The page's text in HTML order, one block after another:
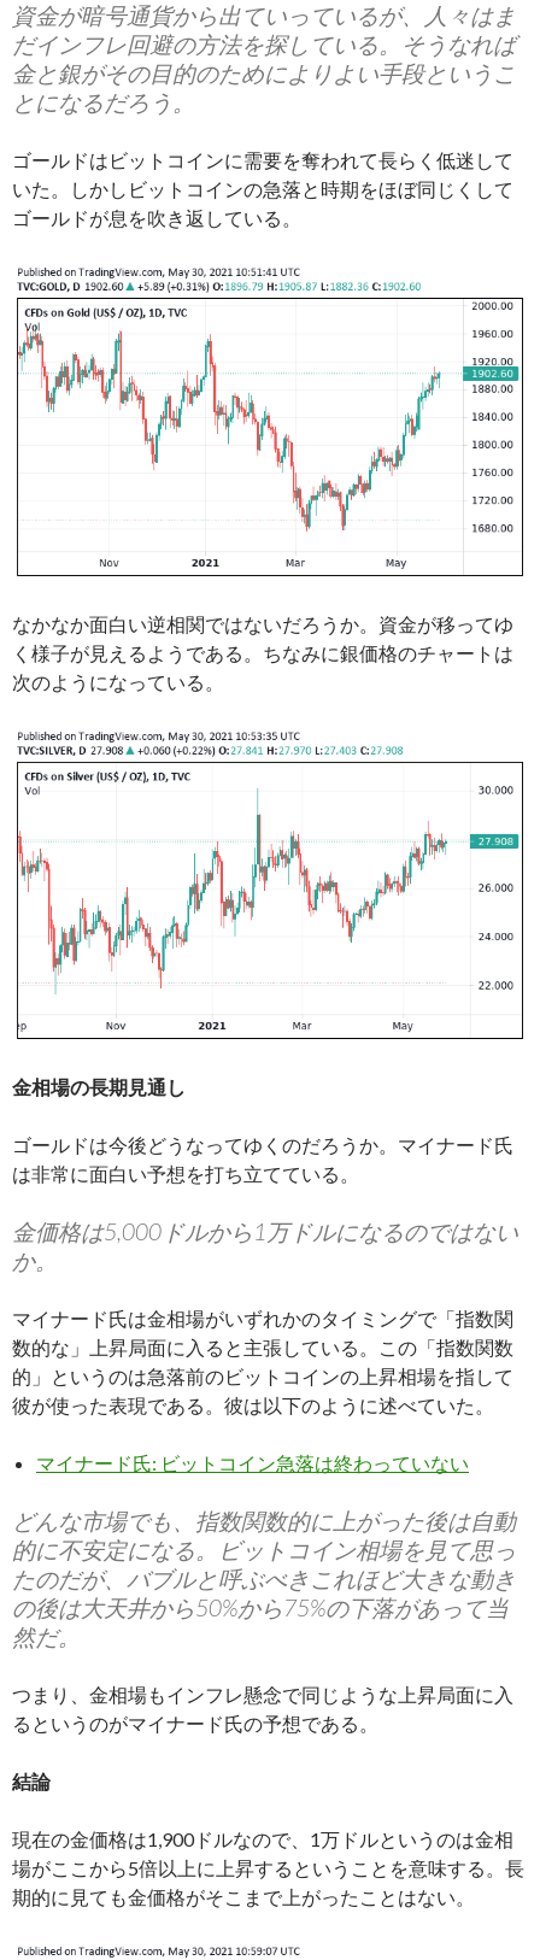
資金が暗号通貨から出ていっているが、人々はま
だインフレ回避の方法を探している。そうなれば
金と銀がその目的のためによりよい手段というこ
とになるだろう。
ゴールドはビットコインに需要を奪われて長らく低迷して
いた。しかしビットコインの急落と時期をほぼ同じくして
ゴールドが息を吹き返している。
なかなか面白い逆相関ではないだろうか。資金が移ってゆ
く様子が見えるようである。ちなみに銀価格のチャートは
次のようになっている。
金相場の長期見通し
ゴールドは今後どうなってゆくのだろうか。マイナード氏
は非常に面白い予想を打ち立てている。
金価格は5,000ドルから1万ドルになるのではない
か。
マイナード氏は金相場がいずれかのタイミングで「指数関
数的な」上昇局面に入ると主張している。この「指数関数
的」というのは急落前のビットコインの上昇相場を指して
彼が使った表現である。彼は以下のように述べていた。
マイナード氏: ビットコイン急落は終わっていない
どんな市場でも、指数関数的に上がった後は自動
的に不安定になる。ビットコイン相場を見て思っ
たのだが、バブルと呼ぶべきこれほど大きな動き
の後は大天井から50%から75%の下落があって当
然だ。
つまり、金相場もインフレ懸念で同じような上昇局面に入
るというのがマイナード氏の予想である。
結論
現在の金価格は1,900ドルなので、1万ドルというのは金相
場がここから5倍以上に上昇するということを意味する。長
期的に見ても金価格がそこまで上がったことはない。